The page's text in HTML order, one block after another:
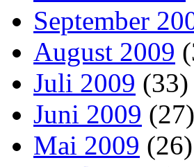
September
August 2009
Juli 2009 (33)
Juni 2009 (27)
Mai 2009 (26)